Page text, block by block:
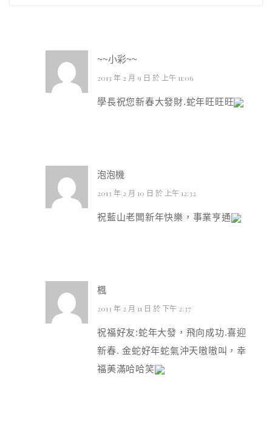
~~小彩~~
2013 年 2 月 9 日 於 上午 11:06
學長祝您新春大發財.蛇年旺旺旺
泡泡機
2013 年 2 月 10 日 於 上午 12:32
祝藍山老闆新年快樂，事業亨通
楓
2013 年 2 月 11 日 於 下午 2:37
祝福好友:蛇年大發，飛向成功.喜迎
新春. 金蛇好年蛇氣沖天嗷嗷叫，幸
福美滿哈哈笑